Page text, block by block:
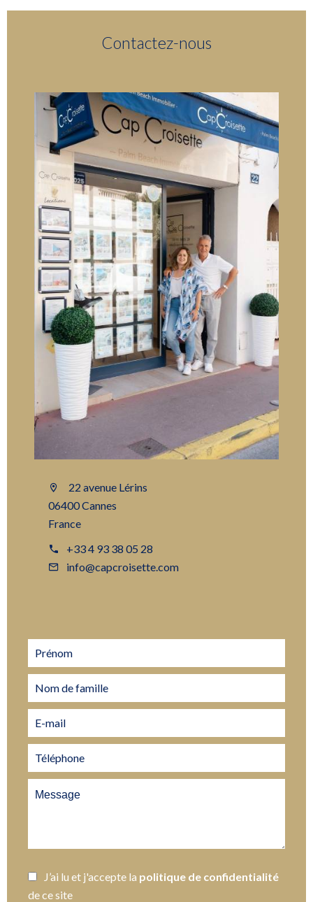
Contactez-nous
22 avenue Lérins
06400 Cannes
France
+33 4 93 38 05 28
info@capcroisette.com
J’ai lu et j'accepte la politique de confidentialité
de ce site